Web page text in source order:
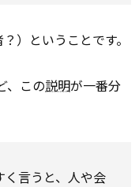
）ということです。
、この説明が一番分
く言うと、人や会